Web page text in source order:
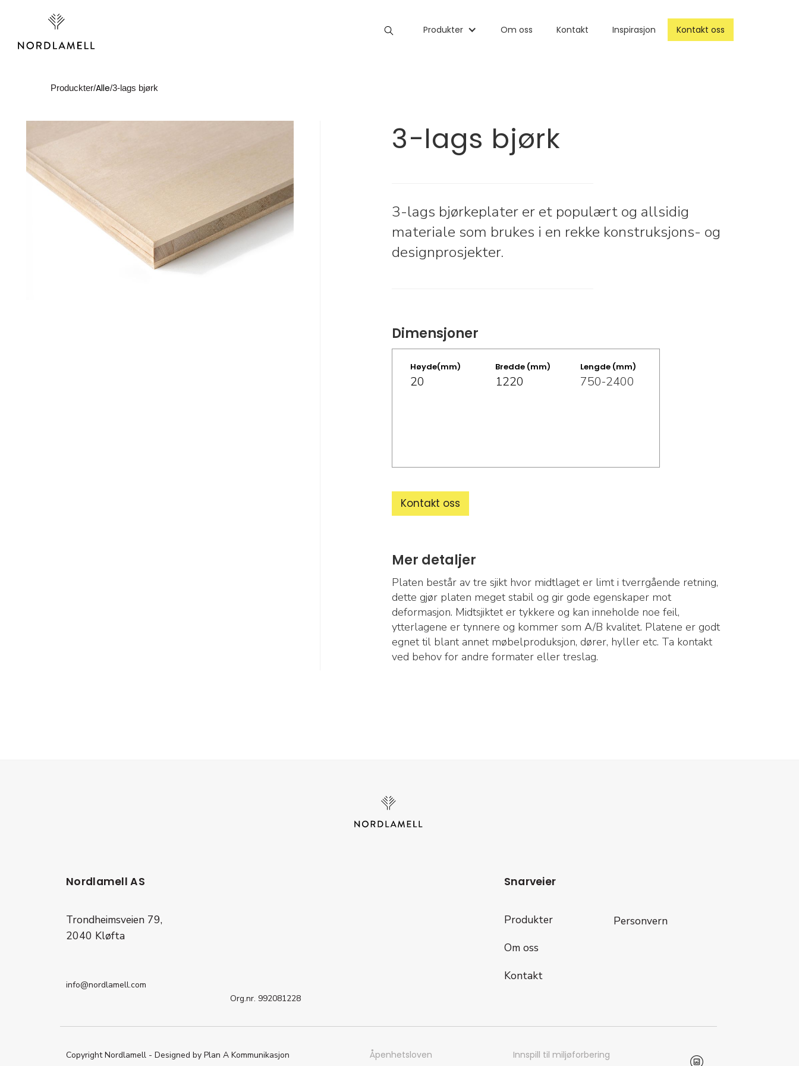
klær Woman Accessories About Blog Contact
Produkter Om oss Kontakt Inspirasjon Kontakt oss
Produckter/Alle/3-lags bjørk
3-lags bjørk
3-lags bjørkeplater er et populært og allsidig
materiale som brukes i en rekke konstruksjons- og
designprosjekter.
Dimensjoner
Høyde(mm) Bredde (mm) Lengde (mm)
20 1220 750-2400
Kontakt oss
Mer detaljer
Platen består av tre sjikt hvor midtlaget er limt i tverrgående retning,
dette gjør platen meget stabil og gir gode egenskaper mot
deformasjon. Midtsjiktet er tykkere og kan inneholde noe feil,
ytterlagene er tynnere og kommer som A/B kvalitet. Platene er godt
egnet til blant annet møbelproduksjon, dører, hyller etc. Ta kontakt
ved behov for andre formater eller treslag.
Nordlamell AS
Trondheimsveien 79,
2040 Kløfta
info@nordlamell.com
Org.nr. 992081228
Snarveier
Produkter
Om oss
Kontakt
Personvern
Copyright Nordlamell - Designed by Plan A Kommunikasjon Åpenhetsloven Innspill til miljøforbering